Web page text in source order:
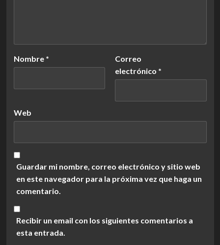
Nombre *
Correo
electrónico *
Web
Guardar mi nombre, correo electrónico y sitio web
en este navegador para la próxima vez que haga un
comentario.
Recibir un email con los siguientes comentarios a
esta entrada.